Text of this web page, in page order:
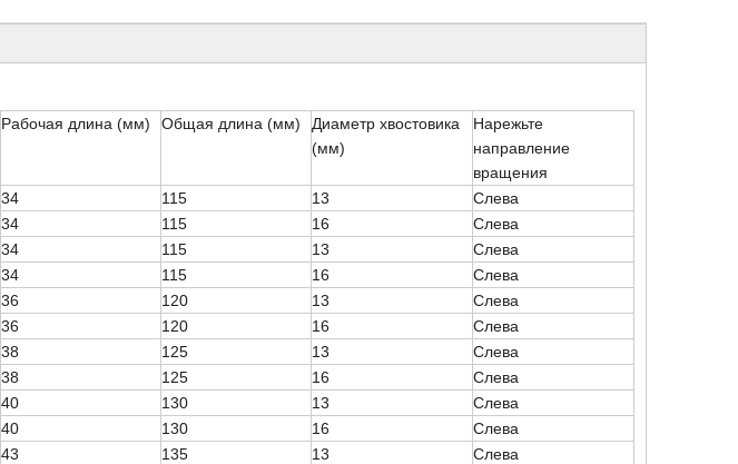
Рабочая длина (мм) Общая длина (мм)
Диаметр хвостовика
(мм)
Нарежьте
направление
вращения
34 115 13
Слева
34 115 16
Слева
34 115 13
Слева
34 115 16
Слева
36 120 13
Слева
36 120 16
Слева
38 125 13
Слева
38 125 16
Слева
40 130 13
Слева
40 130 16
Слева
43 135 13
Слева